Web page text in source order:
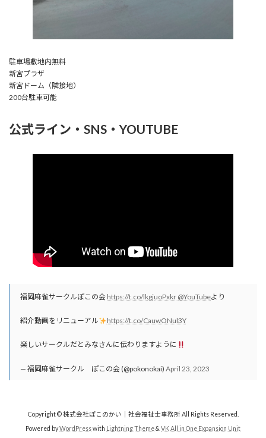
駐車場敷地内無料
新宮プラザ
新宮ドーム（隣接地）
200台駐車可能
公式ライン・SNS・YOUTUBE
福岡麻雀サークルぽこの会 https://t.co/lkgjuoPxkr @YouTubeより
紹介動画をリニューアル https://t.co/CauwONul3Y
楽しいサークルだとみなさんに伝わりますように
— 福岡麻雀サークル ぽこの会 (@pokonokai) April 23, 2023
Copyright © 株式会社ぽこのかい｜社会福祉士事務所 All Rights Reserved.
Powered byWordPresswith Lightning Theme&VK All in One Expansion Unit